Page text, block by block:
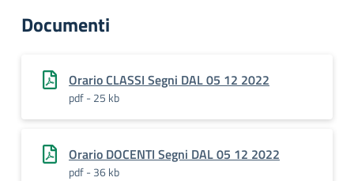
Documenti
Orario CLASSI Segni DAL 05 12 2022
pdf - 25 kb
Orario DOCENTI Segni DAL 05 12 2022
pdf - 36 kb